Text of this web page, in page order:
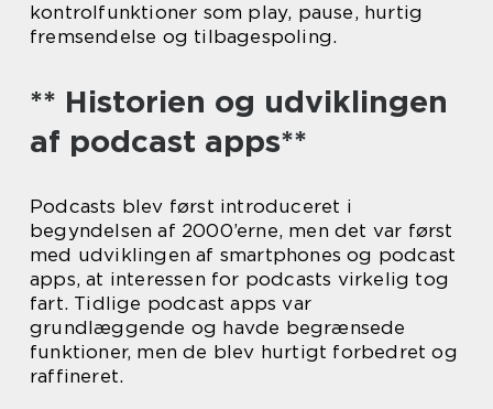
kontrolfunktioner som play, pause, hurtig
fremsendelse og tilbagespoling.
** Historien og udviklingen
af podcast apps**
Podcasts blev først introduceret i
begyndelsen af 2000’erne, men det var først
med udviklingen af smartphones og podcast
apps, at interessen for podcasts virkelig tog
fart. Tidlige podcast apps var
grundlæggende og havde begrænsede
funktioner, men de blev hurtigt forbedret og
raffineret.